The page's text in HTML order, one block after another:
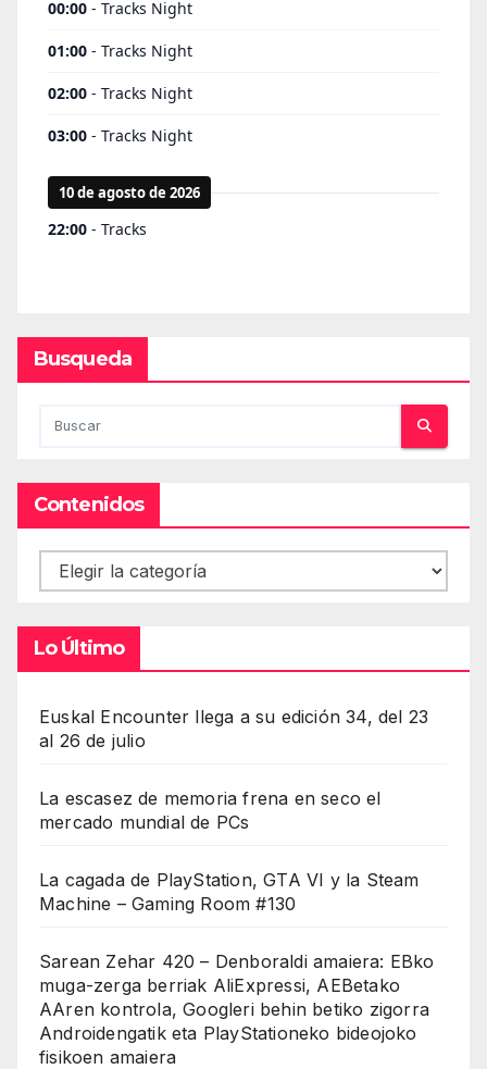
Busqueda
Contenidos
Contenidos
Lo Último
Euskal Encounter llega a su edición 34, del 23
al 26 de julio
La escasez de memoria frena en seco el
mercado mundial de PCs
La cagada de PlayStation, GTA VI y la Steam
Machine – Gaming Room #130
Sarean Zehar 420 – Denboraldi amaiera: EBko
muga-zerga berriak AliExpressi, AEBetako
AAren kontrola, Googleri behin betiko zigorra
Androidengatik eta PlayStationeko bideojoko
fisikoen amaiera